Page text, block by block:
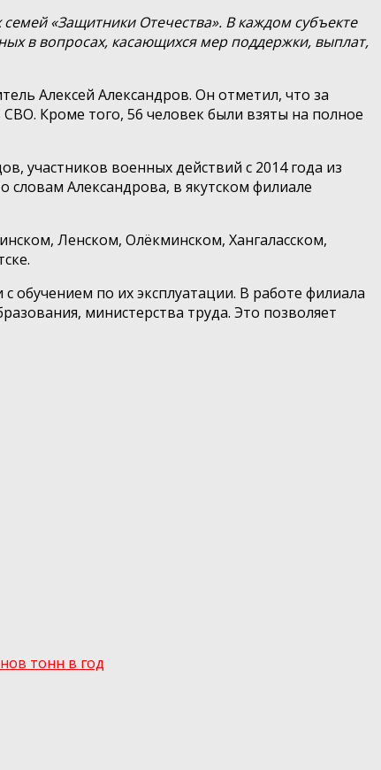
«Защитники Отечества». В каждом субъекте
в вопросах, касающихся мер поддержки, выплат,
Алексей Александров. Он отметил, что за
Кроме того, 56 человек были взяты на полное
участников военных действий с 2014 года из
Александрова, в якутском филиале
Ленском, Олёкминском, Хангаласском,
обучением по их эксплуатации. В работе филиала
министерства труда. Это позволяет
тонн в год